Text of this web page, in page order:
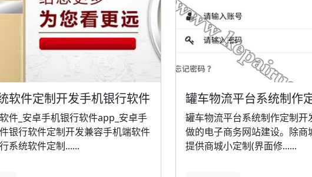
软件定制开发手机银行软件
件_安卓手机银行软件app_安卓手
银行软件定制开发兼容手机端软件
系统软件定制......
罐车物流平台系统制作
罐车物流平台系统制作定制开
做的电子商务网站建设。除商
提供商城小定制(界面修......